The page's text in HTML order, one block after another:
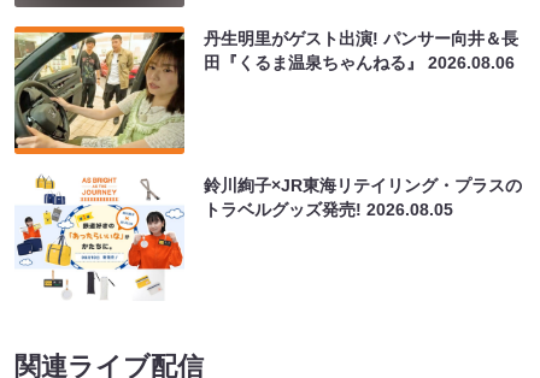
丹生明里がゲスト出演! パンサー向井＆長
田『くるま温泉ちゃんねる』2026.08.06
鈴川絢子×JR東海リテイリング・プラスの
トラベルグッズ発売!2026.08.05
関連ライブ配信